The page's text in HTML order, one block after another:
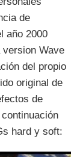
de
año 2000
version Wave
del propio
original de
de
hard y soft: